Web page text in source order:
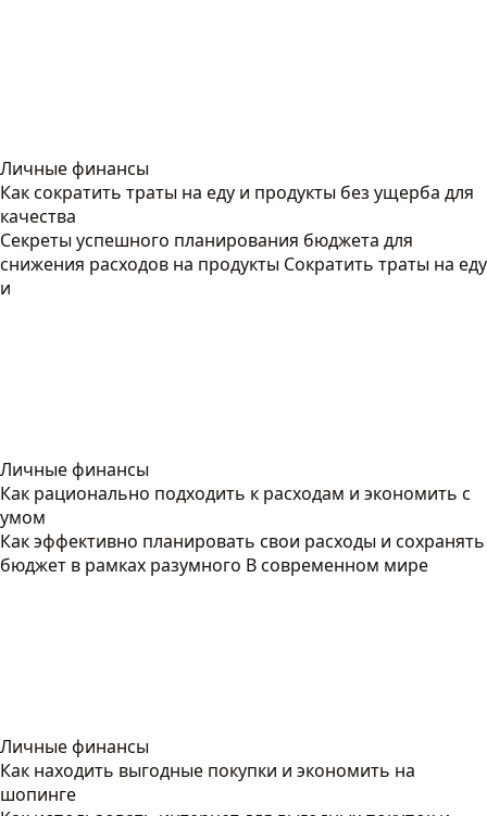
Личные финансы
Как сократить траты на еду и продукты без ущерба для
качества
Секреты успешного планирования бюджета для
снижения расходов на продукты Сократить траты на еду
и
Личные финансы
Как рационально подходить к расходам и экономить с
умом
Как эффективно планировать свои расходы и сохранять
бюджет в рамках разумного В современном мире
Личные финансы
Как находить выгодные покупки и экономить на
шопинге